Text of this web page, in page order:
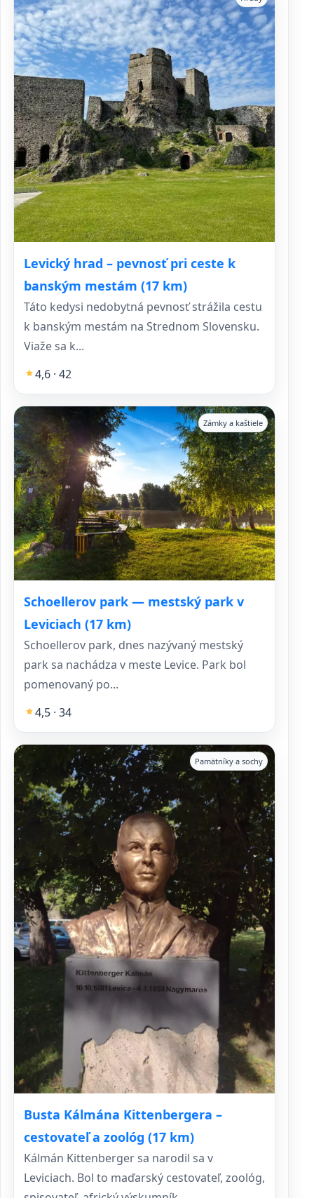
Levický hrad – pevnosť pri ceste k
banským mestám (17 km)
Táto kedysi nedobytná pevnosť strážila cestu
k banským mestám na Strednom Slovensku.
Viaže sa k...
4,6 · 42
Schoellerov park — mestský park v
Leviciach (17 km)
Zámky a kaštiele
Schoellerov park, dnes nazývaný mestský
park sa nachádza v meste Levice. Park bol
pomenovaný po...
4,5 · 34
Busta Kálmána Kittenbergera –
cestovateľ a zoológ (17 km)
Pamätníky a sochy
Kálmán Kittenberger sa narodil sa v
Leviciach. Bol to maďarský cestovateľ, zoológ,